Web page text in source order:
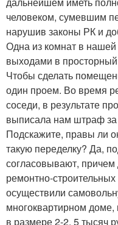
человеком, сумевшим
нарушив законы РК и
Одна из комнат в
выходами в
Чтобы сделать
один проем. Во время
соседи, в результате
выписала нам штраф за
Подскажите, правы ли
такую переделку? Да,
согласовывают,
ремонтно-
осуществили
многоквартирном
в размере 2-2, 5 тысяч